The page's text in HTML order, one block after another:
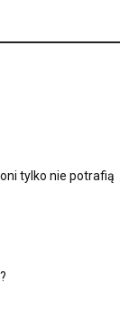
tylko nie potrafią